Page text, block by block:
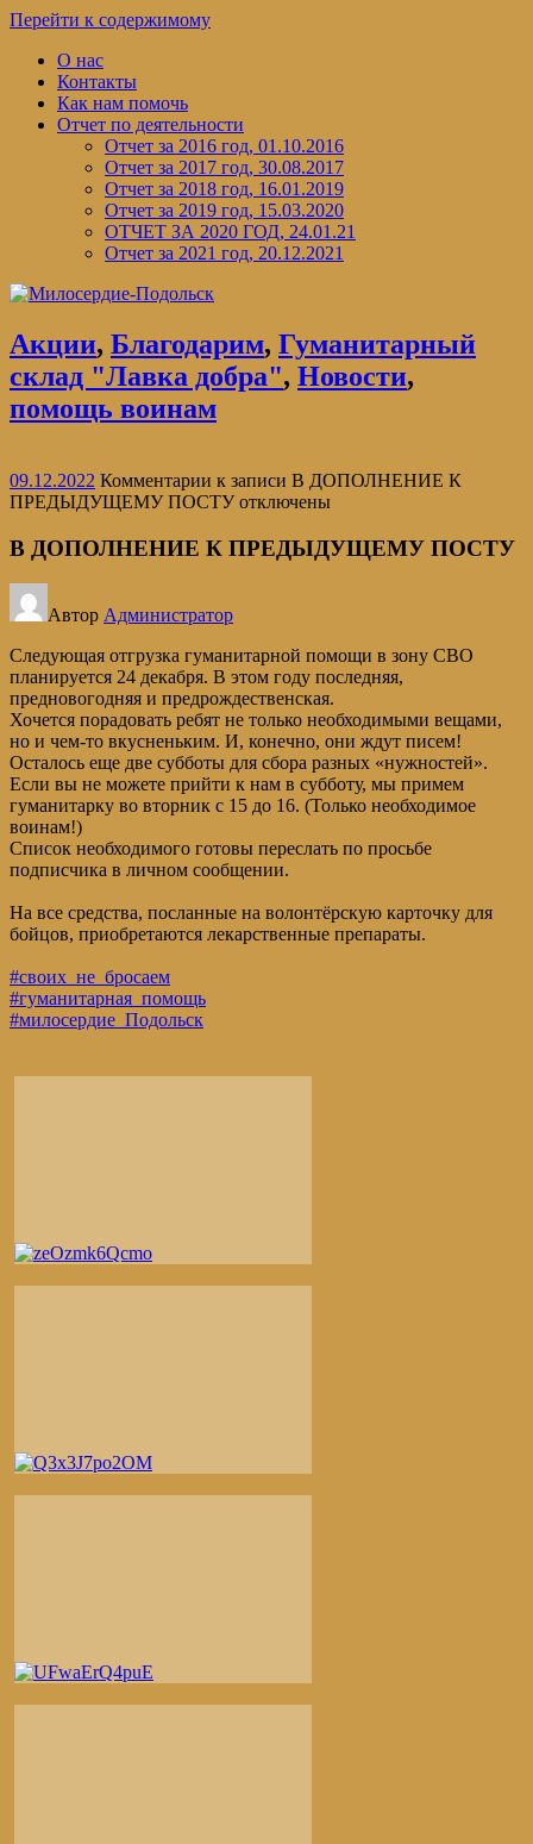
Перейти к содержимому
О нас
Контакты
Как нам помочь
Отчет по деятельности
Отчет за 2016 год, 01.10.2016
Отчет за 2017 год, 30.08.2017
Отчет за 2018 год, 16.01.2019
Отчет за 2019 год, 15.03.2020
ОТЧЕТ ЗА 2020 ГОД, 24.01.21
Отчет за 2021 год, 20.12.2021
Акции, Благодарим, Гуманитарный
склад "Лавка добра", Новости,
помощь воинам
09.12.2022 Комментарии к записи В ДОПОЛНЕНИЕ К
ПРЕДЫДУЩЕМУ ПОСТУотключены
В ДОПОЛНЕНИЕ К ПРЕДЫДУЩЕМУ ПОСТУ
Автор Администратор
Следующая отгрузка гуманитарной помощи в зону СВО
планируется 24 декабря. В этом году последняя,
предновогодняя и предрождественская.
Хочется порадовать ребят не только необходимыми вещами,
но и чем-то вкусненьким. И, конечно, они ждут писем!
Осталось еще две субботы для сбора разных «нужностей».
Если вы не можете прийти к нам в субботу, мы примем
гуманитарку во вторник с 15 до 16. (Только необходимое
воинам!)
Список необходимого готовы переслать по просьбе
подписчика в личном сообщении.
На все средства, посланные на волонтёрскую карточку для
бойцов, приобретаются лекарственные препараты.
#своих_не_бросаем
#гуманитарная_помощь
#милосердие_Подольск